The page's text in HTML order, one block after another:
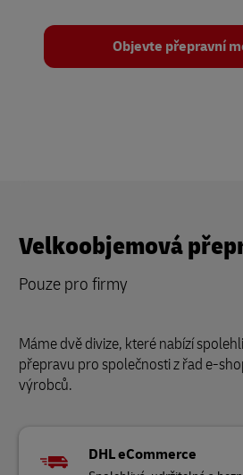
Objevte přepravní
Velkoobjemová
Pouze pro firmy
Máme dvě divize, které nabízí
přepravu pro společnosti z řad e-
výrobců.
DHL eCommerce